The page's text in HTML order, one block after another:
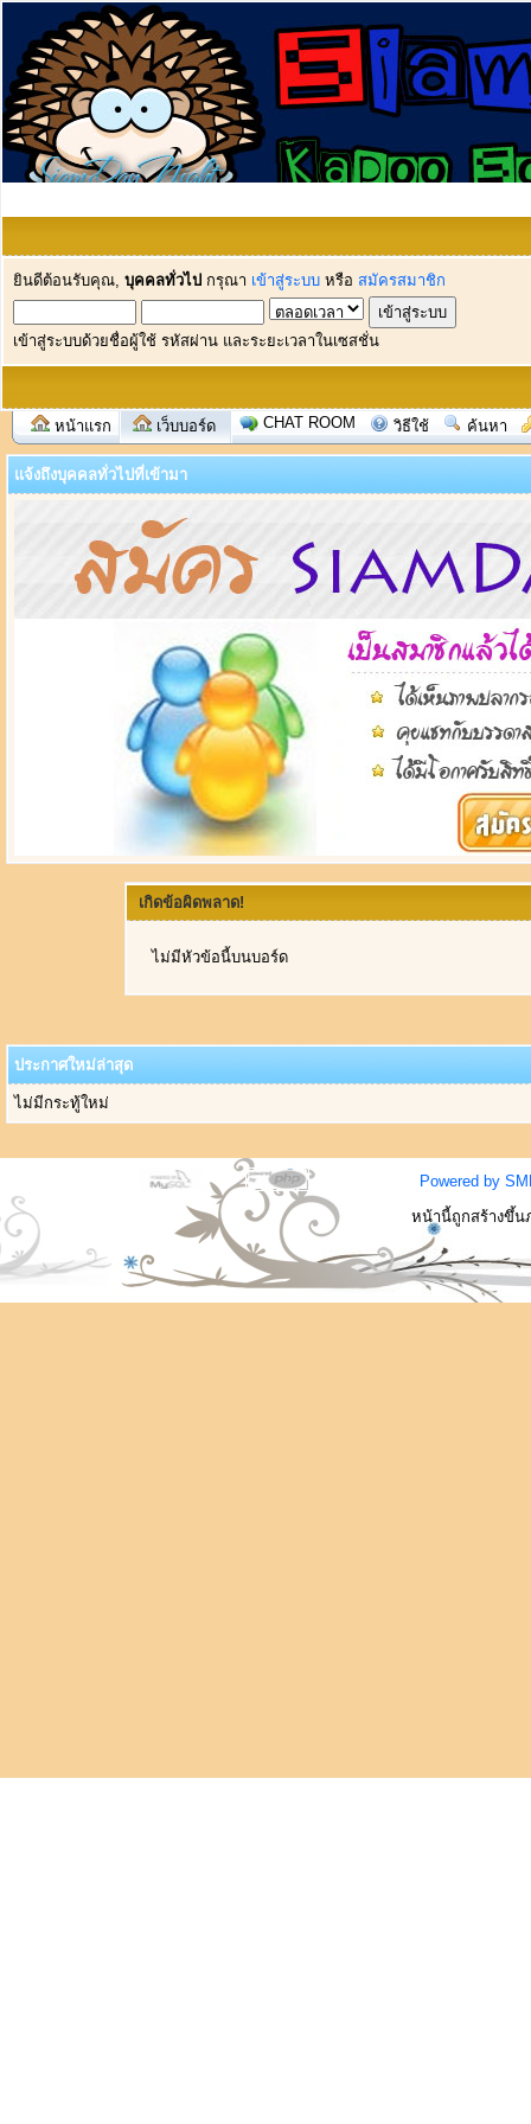
ยินดีต้อนรับคุณ, บุคคลทั่วไป กรุณา เข้าสู่ระบบ หรือ สมัครสมาชิก
เข้าสู่ระบบด้วยชื่อผู้ใช้ รหัสผ่าน และระยะเวลาในเซสชั่น
หน้าแรก เว็บบอร์ด CHAT ROOM วิธีใช้ ค้นหา
แจ้งถึงบุคคลทั่วไปที่เข้ามา
เกิดข้อผิดพลาด!
ไม่มีหัวข้อนี้บนบอร์ด
ประกาศใหม่ล่าสุด
ไม่มีกระทู้ใหม่
Powered by
หน้านี้ถูกสร้างขึ้น